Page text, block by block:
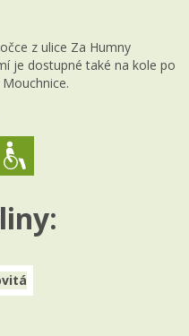
z ulice Za Humny
je dostupné také na kole po